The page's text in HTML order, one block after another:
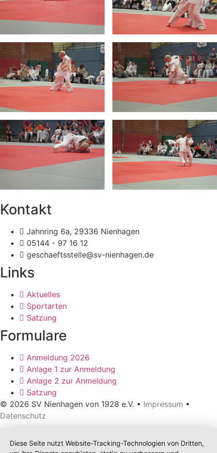
Kontakt
Jahnring 6a, 29336 Nienhagen
05144 - 97 16 12
geschaeftsstelle@sv-nienhagen.de
Links
Aktuelles
Sportarten
Satzung
Formulare
Anmeldung 2026
Anlage 1 zur Anmeldung
Anlage 2 zur Anmeldung
Satzung
© 2026 SV Nienhagen von 1928 e.V. • Impressum •
Datenschutz
Diese Seite nutzt Website-Tracking-Technologien von Dritten,